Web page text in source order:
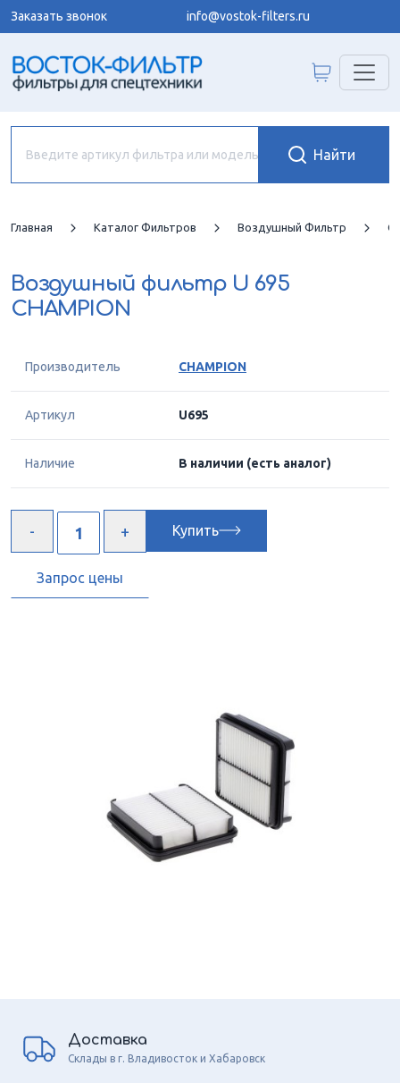
Заказать звонок info@vostok-filters.ru
Главная Каталог Фильтров Воздушный Фильтр
Воздушный фильтр U 695
CHAMPION
Производитель CHAMPION
Артикул U695
Наличие В наличии (есть аналог)
Купить
Запрос цены
Доставка
Склады в г. Владивосток и Хабаровск